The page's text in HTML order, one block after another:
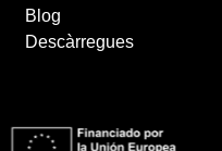
Blog
Descàrregues